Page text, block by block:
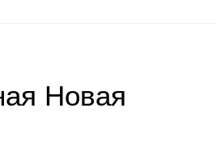
Новая